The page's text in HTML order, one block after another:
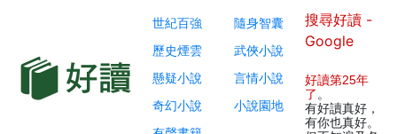
世紀百強
隨身智囊
歷史煙雲
武俠小說
懸疑小說
言情小說
奇幻小說
小說園地
搜尋好讀 -
Google
好讀第25年
了 。
有好讀真好，
有你也真好。